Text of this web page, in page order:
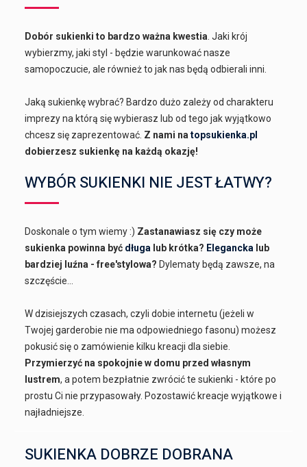
Dobór sukienki to bardzo ważna kwestia . Jaki krój
wybierzmy, jaki styl - będzie warunkować nasze
samopoczucie, ale również to jak nas będą odbierali inni.
Jaką sukienkę wybrać? Bardzo dużo zależy od charakteru
imprezy na którą się wybierasz lub od tego jak wyjątkowo
chcesz się zaprezentować. Z nami natopsukienka.pl
dobierzesz sukienkę na każdą okazję!
WYBÓR SUKIENKI NIE JEST ŁATWY?
Doskonale o tym wiemy :) Zastanawiasz się czy może
sukienka powinna być długa lub krótka? Elegancka lub
bardziej luźna - free'stylowa? Dylematy będą zawsze, na
szczęście...
W dzisiejszych czasach, czyli dobie internetu (jeżeli w
Twojej garderobie nie ma odpowiedniego fasonu) możesz
pokusić się o zamówienie kilku kreacji dla siebie.
Przymierzyć na spokojnie w domu przed własnym
lustrem, a potem bezpłatnie zwrócić te sukienki - które po
prostu Ci nie przypasowały. Pozostawić kreacje wyjątkowe i
najładniejsze.
SUKIENKA DOBRZE DOBRANA